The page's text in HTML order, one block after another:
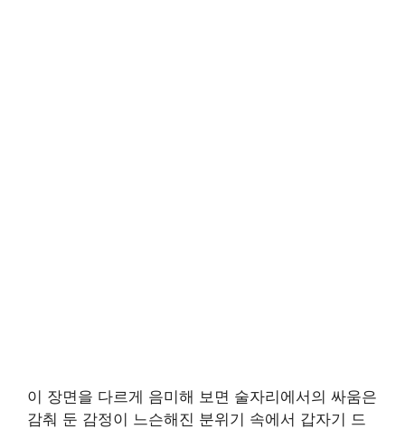
이 장면을 다르게 음미해 보면 술자리에서의 싸움은
감춰 둔 감정이 느슨해진 분위기 속에서 갑자기 드